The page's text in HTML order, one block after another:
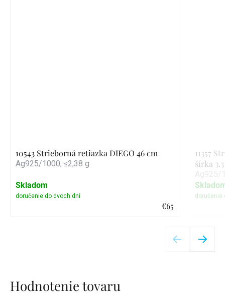
10543 Strieborná retiazka DIEGO 46 cm
Ag925/1000; ≤2,38 g
€65
Skladom
11357
šírka
Hodnotenie tovaru